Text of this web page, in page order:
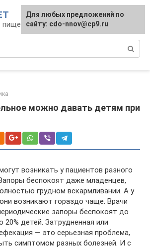
можно давать детям при
возникать у пациентов разного
беспокоят даже младенцев,
грудном вскармливании. А у
возникают гораздо чаще. Врачи
запоры беспокоят до
20% детей. Затрудненная или
— это серьезная проблема,
симптомом разных болезней. И с
Для любых предложений по
сайту: cdo-nnov@cp9.ru